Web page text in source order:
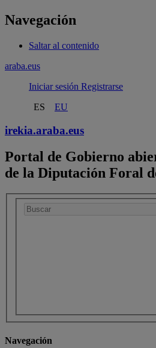
Navegación
Saltar al contenido
araba.eus
Iniciar sesión Registrarse
ES
EU
irekia.araba.eus
Portal de Gobierno
de la Diputación Foral
Navegación